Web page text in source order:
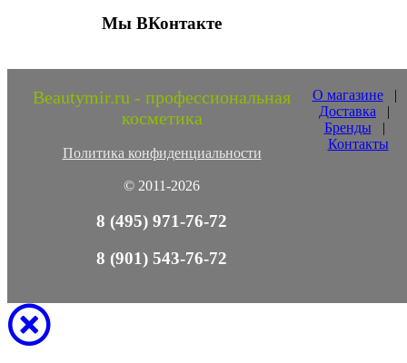
Мы ВКонтакте
Beautymir.ru - профессиональная
косметика
Политика конфиденциальности
© 2011-2026
О магазине|
Доставка |
Бренды |
Контакты
8 (495) 971-76-72
8 (901) 543-76-72